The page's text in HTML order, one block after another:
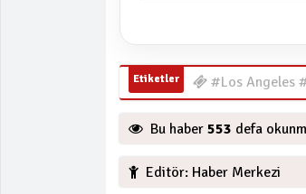
Etiketler #Los Angeles
Bu haber 553 defa
Editör: Haber Merkezi